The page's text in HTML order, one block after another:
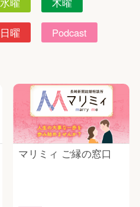
日曜 Podcast
マリミィ ご縁の窓口